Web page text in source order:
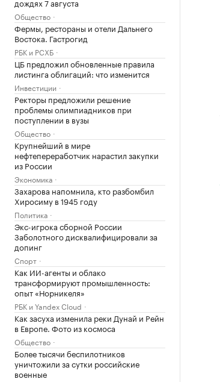
дождях 7 августа
Общество
Фермы, рестораны и отели Дальнего
Востока. Гастрогид
РБК и РСХБ
ЦБ предложил обновленные правила
листинга облигаций: что изменится
Инвестиции
Ректоры предложили решение
проблемы олимпиадников при
поступлении в вузы
Общество
Крупнейший в мире
нефтепереработчик нарастил закупки
из России
Экономика
Захарова напомнила, кто разбомбил
Хиросиму в 1945 году
Политика
Экс-игрока сборной России
Заболотного дисквалифицировали за
допинг
Спорт
Как ИИ-агенты и облако
трансформируют промышленность:
опыт «Норникеля»
РБК и Yandex Cloud
Как засуха изменила реки Дунай и Рейн
в Европе. Фото из космоса
Общество
Более тысячи беспилотников
уничтожили за сутки российские
военные